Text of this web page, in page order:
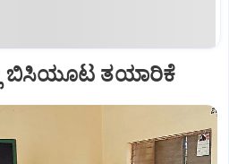
ಬಿಸಿಯೂಟ ತಯಾರಿಕೆ